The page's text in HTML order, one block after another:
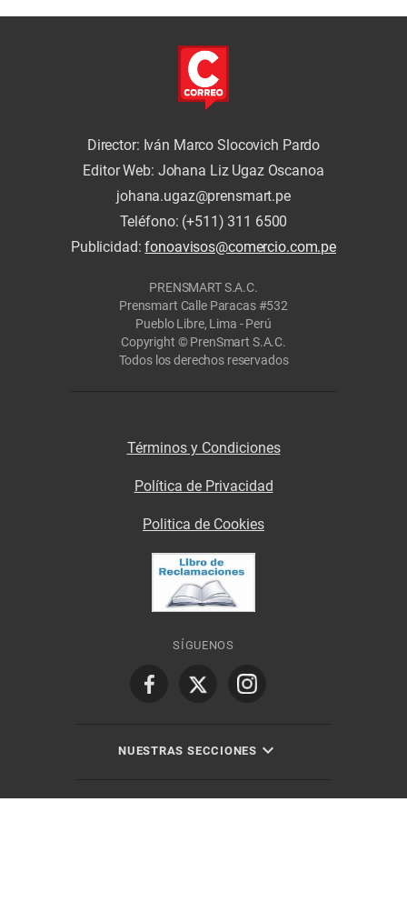
Director: Iván Marco Slocovich Pardo
Editor Web: Johana Liz Ugaz Oscanoa
johana.ugaz@prensmart.pe
Teléfono: (+511) 311 6500
Publicidad:fonoavisos@comercio.com.pe
PRENSMART S.A.C.
Prensmart Calle Paracas #532
Pueblo Libre, Lima - Perú
Copyright © PrenSmart S.A.C.
Todos los derechos reservados
Términos y Condiciones
Política de Privacidad
Politica de Cookies
SÍGUENOS
NUESTRAS SECCIONES